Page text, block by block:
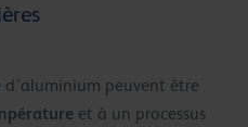
d’aluminium peuvent être
et à un processus